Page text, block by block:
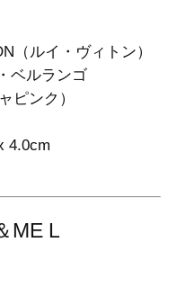
（ルイ・ヴィトン）
ベルランゴ
ピンク）
4.0cm
ME L